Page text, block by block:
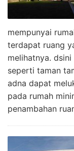
mempunyai
terdapat ruang
melihatnya.
seperti taman
adna dapat
pada rumah
penambahan